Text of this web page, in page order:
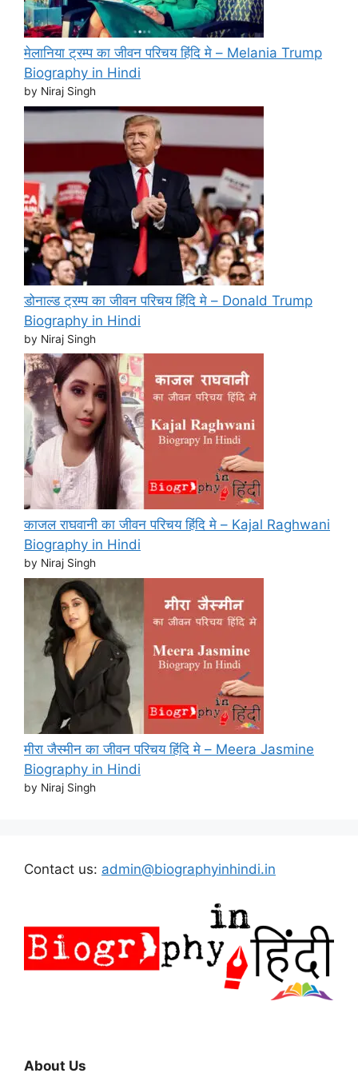
मेलानिया ट्रम्प का जीवन परिचय हिंदि मे – Melania Trump
Biography in Hindi
by Niraj Singh
डोनाल्ड ट्रम्प का जीवन परिचय हिंदि मे – Donald Trump
Biography in Hindi
by Niraj Singh
काजल राघवानी का जीवन परिचय हिंदि मे – Kajal Raghwani
Biography in Hindi
by Niraj Singh
मीरा जैस्मीन का जीवन परिचय हिंदि मे – Meera Jasmine
Biography in Hindi
by Niraj Singh
Contact us: admin@biographyinhindi.in
About Us